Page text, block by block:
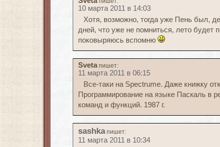
10 марта 2011 в 14:03
Хотя, возможно, тогда уже Пень был,
дней, что уже не помниться, лето будет
поковыряюсь вспомню
Sveta пишет:
11 марта 2011 в 06:15
Все-таки на Spectrumе. Даже книжку
Программирование на языке Паскаль в
команд и функций. 1987 г.
sashka пишет:
11 марта 2011 в 10:34